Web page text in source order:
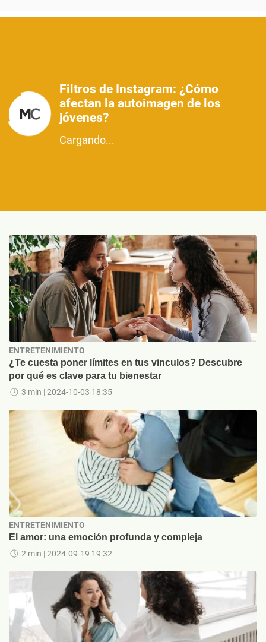
Filtros de Instagram: ¿Cómo
afectan la autoimagen de los
jóvenes?
Cargando...
ENTRETENIMIENTO
¿Te cuesta poner límites en tus vinculos? Descubre
por qué es clave para tu bienestar
3 min | 2024-10-03 18:35
ENTRETENIMIENTO
El amor: una emoción profunda y compleja
2 min | 2024-09-19 19:32